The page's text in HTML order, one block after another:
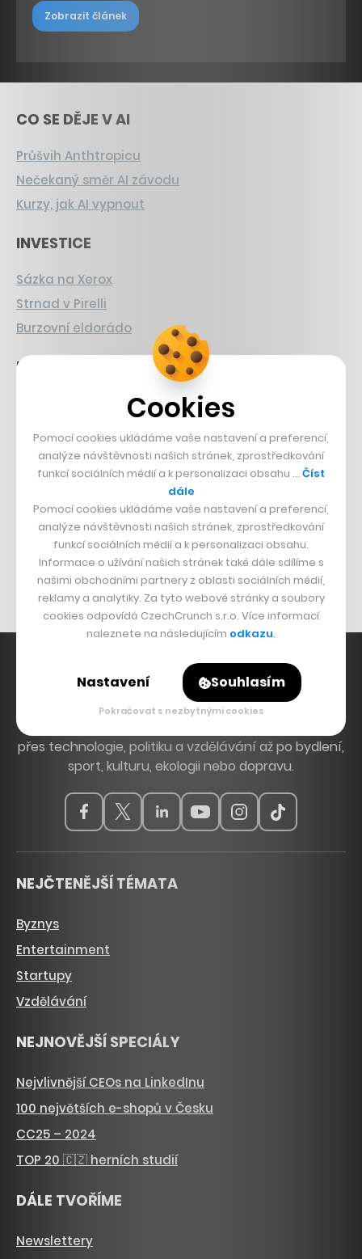
Zobrazit článek
CO SE DĚJE V AI
Průšvih Anthtropicu
Nečekaný směr AI závodu
Kurzy, jak AI vypnout
INVESTICE
Sázka na Xerox
Strnad v Pirelli
Burzovní eldorádo
PŘÍBĚHY Z GASTRA
Boční projekt, co se zvrtnul
Dva golfisti, co pečou
Bomma není tichá
Originální hodinky
Nábytek z betonu
Hlavní zdroj inspirace. Věnujeme se tématům, která
přes technologie, politiku a vzdělávání až po bydlení,
sport, kulturu, ekologii nebo dopravu.
NEJČTENĚJŠÍ TÉMATA
Byznys
Entertainment
Startupy
Vzdělávání
NEJNOVĚJŠÍ SPECIÁLY
Nejvlivnější CEOs na LinkedInu
100 největších e-shopů v Česku
CC25 – 2024
TOP 20 🇨🇿 herních studií
DÁLE TVOŘÍME
Newslettery
Cookies
Pomocí cookies ukládáme vaše nastavení a preferencí,
analýze návštěvnosti našich stránek, zprostředkování
funkcí sociálních médií a k personalizaci obsahu … Číst
dále
Pomocí cookies ukládáme vaše nastavení a preferencí,
analýze návštěvnosti našich stránek, zprostředkování
funkcí sociálních médií a k personalizaci obsahu.
Informace o užívání našich stránek také dále sdílíme s
našimi obchodními partnery z oblasti sociálních médií,
reklamy a analytiky. Za tyto webové stránky a soubory
cookies odpovídá CzechCrunch s.r.o. Více informací
naleznete na následujícím odkazu.
Nastavení Souhlasím
Pokračovat s nezbytnými cookies